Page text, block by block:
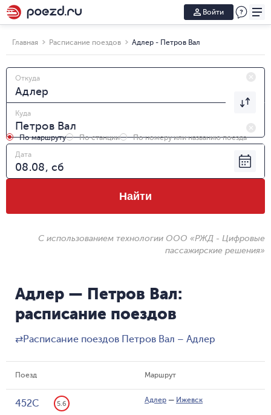
Войти
Главная Расписание поездов Адлер - Петров Вал
Откуда
Куда
По маршруту По станции
По номеру или названию поезда
Дата
Найти
С использованием технологии ООО «РЖД - Цифровые
пассажирские решения»
Адлер — Петров Вал:
расписание поездов
⇄Расписание поездов Петров Вал – Адлер
Поезд Маршрут
452С 5.6 Адлер — Ижевск